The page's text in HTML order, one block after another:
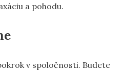
a pohodu.
v spoločnosti. Budete